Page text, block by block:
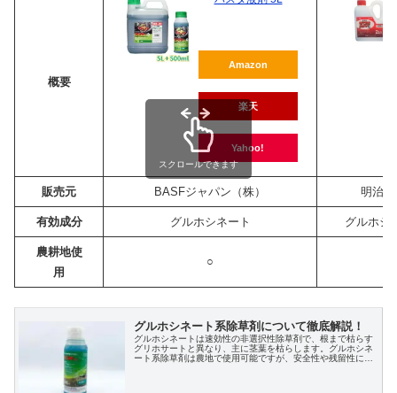
概要
Amazon
楽天
Yahoo!
販売元 BASFジャパン（株） 明治
有効成分 グルホシネート グルホシ
農耕地使
用
○
スクロールできます
グルホシネート系除草剤について徹底解説！
グルホシネートは速効性の非選択性除草剤で、根まで枯らす
グリホサートと異なり、主に茎葉を枯らします。グルホシネ
ート系除草剤は農地で使用可能ですが、安全性や残留性に関